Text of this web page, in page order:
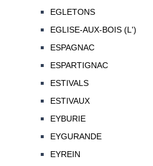
EGLETONS
EGLISE-AUX-BOIS (L')
ESPAGNAC
ESPARTIGNAC
ESTIVALS
ESTIVAUX
EYBURIE
EYGURANDE
EYREIN